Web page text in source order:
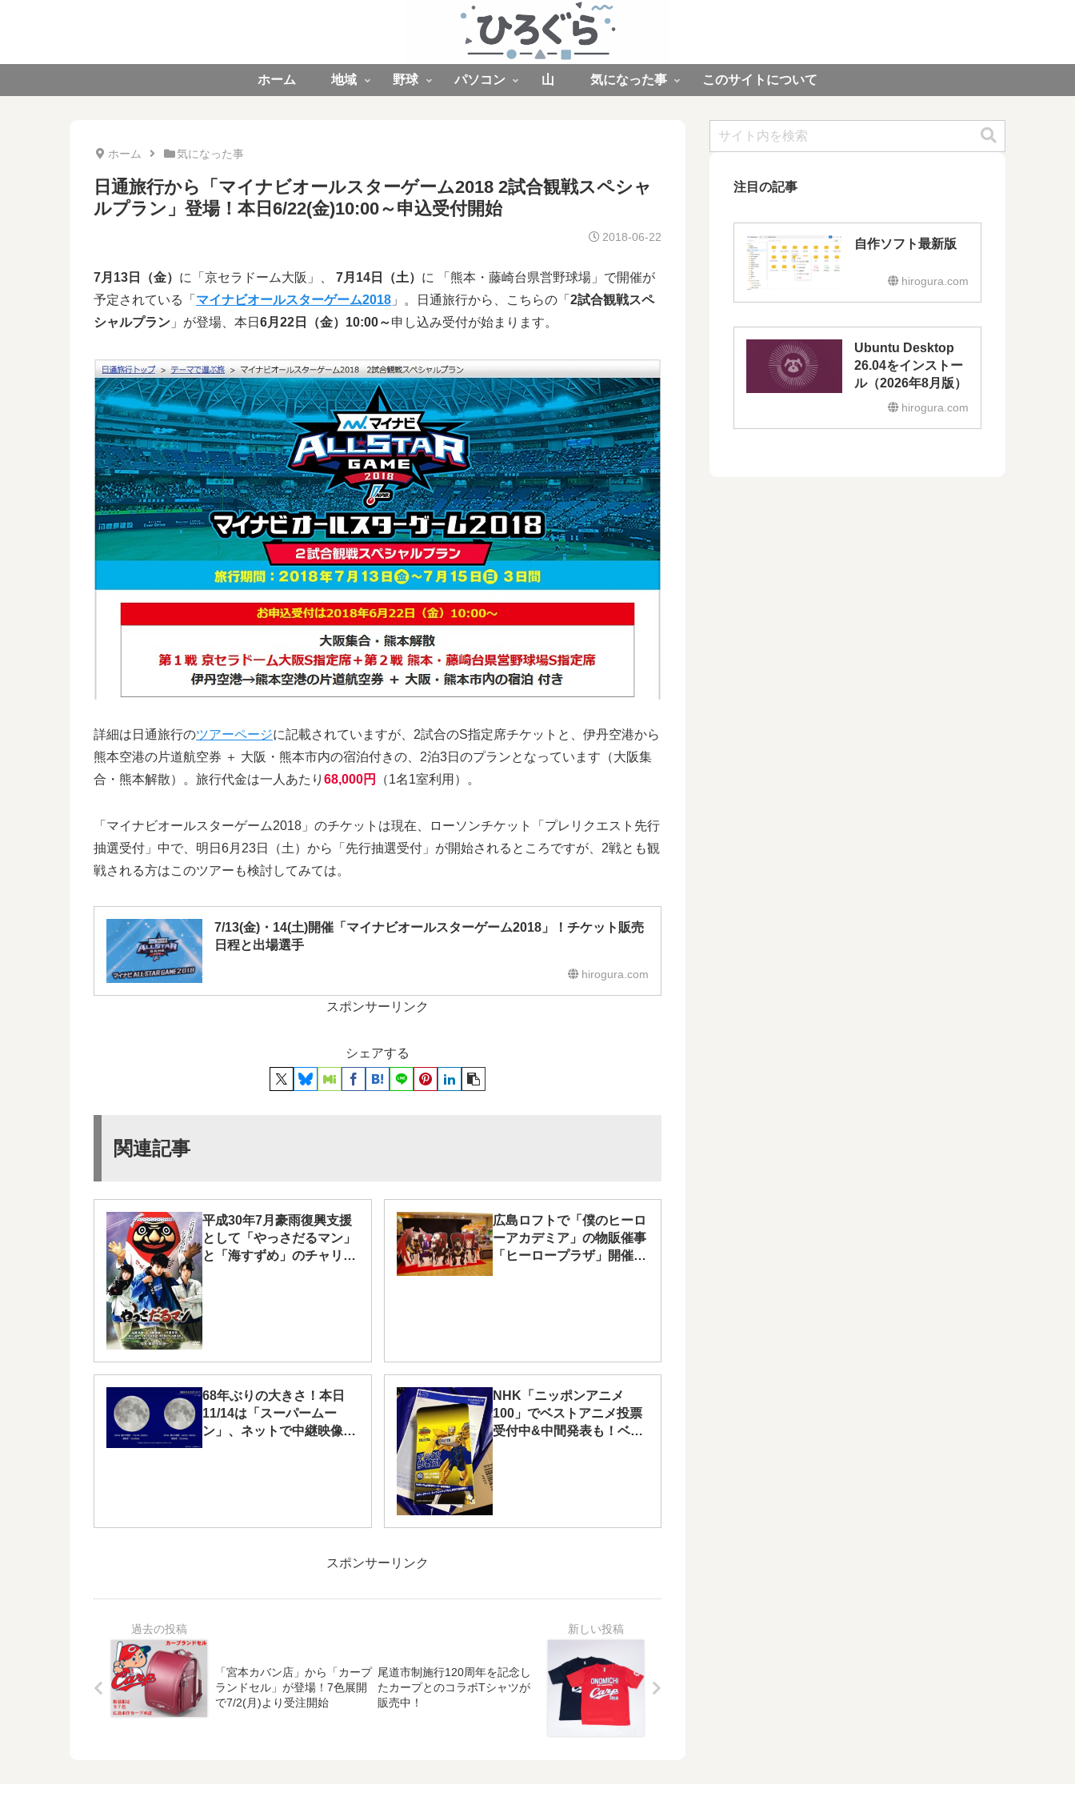
ホーム 地域 野球 パソコン 山 気になった事 このサイトについて
ホーム 気になった事
日通旅行から「マイナビオールスターゲーム2018 2試合観戦スペシャ
ルプラン」登場！本日6/22(金)10:00～申込受付開始
2018-06-22
7月13日（金） に「京セラドーム大阪」、 7月14日（土） に 「熊本・藤崎台県営野球場」で開催が
予定されている「 マイナビオールスターゲーム2018 」。日通旅行から、こちらの「 2試合観戦スペ
シャルプラン 」が登場、本日 6月22日（金）10:00～申し込み受付が始まります。
詳細は日通旅行のツアーページに記載されていますが、2試合のS指定席チケットと、伊丹空港から
熊本空港の片道航空券 ＋ 大阪・熊本市内の宿泊付きの、2泊3日のプランとなっています（大阪集
合・熊本解散）。旅行代金は一人あたり 68,000円 （1名1室利用）。
「マイナビオールスターゲーム2018」のチケットは現在、ローソンチケット「プレリクエスト先行
抽選受付」中で、明日6月23日（土）から「先行抽選受付」が開始されるところですが、2戦とも観
戦される方はこのツアーも検討してみては。
7/13(金)・14(土)開催「マイナビオールスターゲーム2018」！チケット販売
日程と出場選手
hirogura.com
スポンサーリンク
シェアする
関連記事
平成30年7月豪雨復興支援
として「やっさだるマン」
と「海すずめ」のチャリテ
広島ロフトで「僕のヒーロ
ーアカデミア」の物販催事
「ヒーロープラザ」開催
中！
68年ぶりの大きさ！本日
11/14は「スーパームー
ン」、ネットで中継映像が
NHK「ニッポンアニメ
100」でベストアニメ投票
受付中&中間発表も！ベス
み！
スポンサーリンク
「宮本カバン店」から「カープ
ランドセル」が登場！7色展開
で7/2(月)より受注開始
尾道市制施行120周年を記念し
たカープとのコラボTシャツが
販売中！
注目の記事
自作ソフト最新版
hirogura.com
Ubuntu Desktop
26.04をインストー
ル（2026年8月版）
hirogura.com